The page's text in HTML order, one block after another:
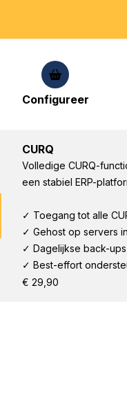
Configureer
CURQ
Volledige CURQ-
een stabiel ERP-
✓ Toegang tot alle
✓ Gehost op servers
✓ Dagelijkse back-
✓ Best-effort
€29,90